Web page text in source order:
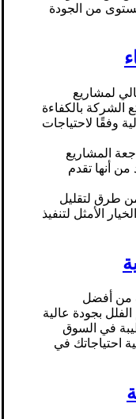
من الجودة
لمشاريع
الشركة بالكفاءة
وفقًا لاحتياجات
المشاريع
من أنها تقدم
من طرق لتقليل
الأمثل لتنفيذ
من أفضل
بجودة عالية
في السوق
احتياجاتك في